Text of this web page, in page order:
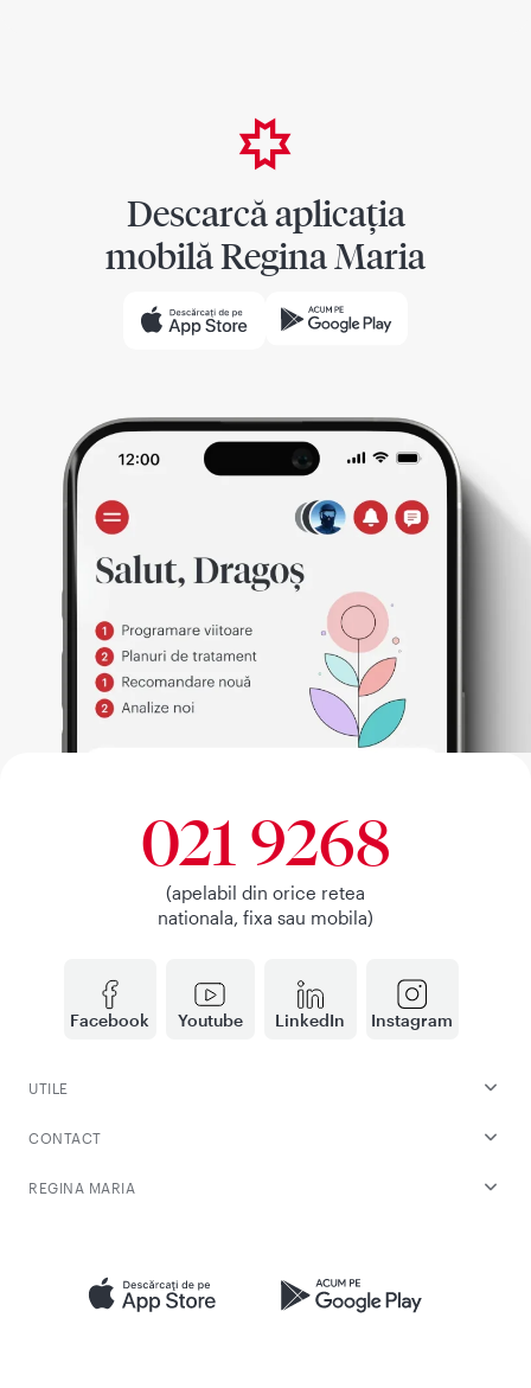
Descarcă aplicația
mobilă Regina Maria
Facebook Youtube LinkedIn Instagram
021 9268
(apelabil din orice retea
nationala, fixa sau mobila)
UTILE
CONTACT
REGINA MARIA